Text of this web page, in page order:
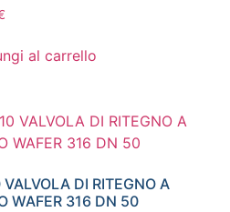
al carrello
VALVOLA DI RITEGNO A
WAFER 316 DN 50